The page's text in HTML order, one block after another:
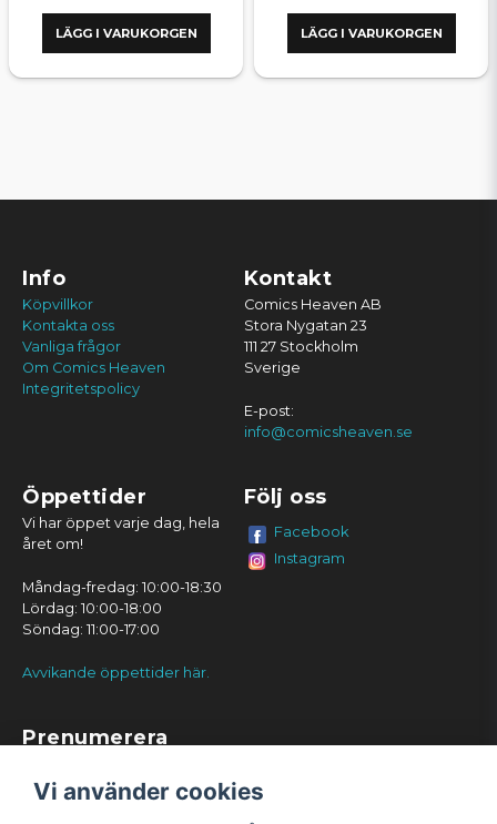
LÄGG I VARUKORGEN LÄGG I VARUKORGEN
Info
Köpvillkor
Kontakta oss
Vanliga frågor
Om Comics Heaven
Integritetspolicy
Kontakt
Comics Heaven AB
Stora Nygatan 23
111 27 Stockholm
Sverige
E-post:
info@comicsheaven.se
Öppettider
Vi har öppet varje dag, hela
året om!
Måndag-fredag: 10:00-18:30
Lördag: 10:00-18:00
Söndag: 11:00-17:00
Avvikande öppettider här.
Följ oss
Facebook
Instagram
Prenumerera
Vi använder cookies